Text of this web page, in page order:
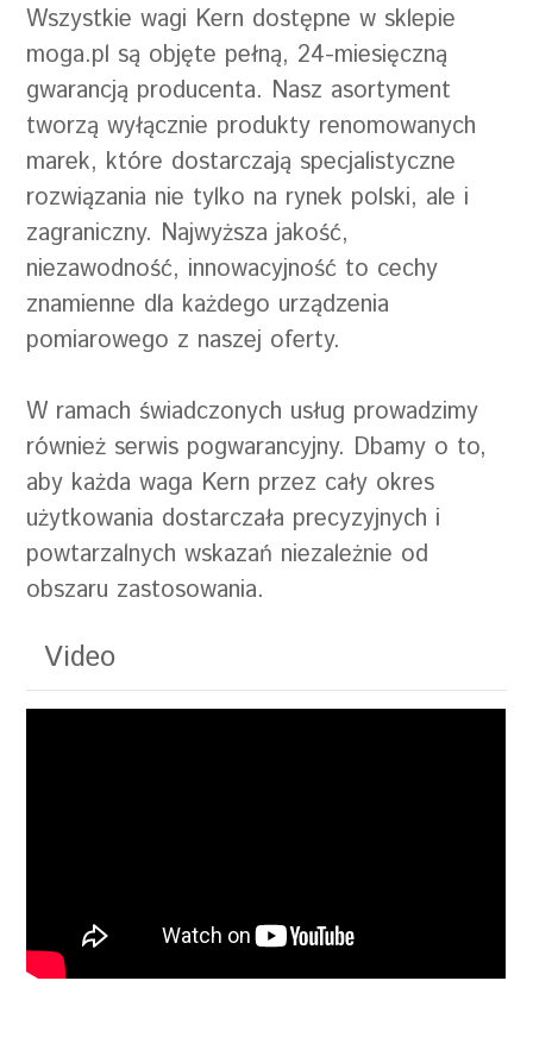
Wszystkie wagi Kern dostępne w sklepie
moga.pl są objęte pełną, 24-miesięczną
gwarancją producenta. Nasz asortyment
tworzą wyłącznie produkty renomowanych
marek, które dostarczają specjalistyczne
rozwiązania nie tylko na rynek polski, ale i
zagraniczny. Najwyższa jakość,
niezawodność, innowacyjność to cechy
znamienne dla każdego urządzenia
pomiarowego z naszej oferty.
W ramach świadczonych usług prowadzimy
również serwis pogwarancyjny. Dbamy o to,
aby każda waga Kern przez cały okres
użytkowania dostarczała precyzyjnych i
powtarzalnych wskazań niezależnie od
obszaru zastosowania.
Video